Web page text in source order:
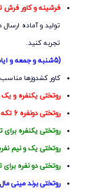
فرشینه و کاور فرش تا 4 هفته
تولید و آماده
تجربه کنید.
(5شنبه و جمعه و ایام تعطیل جز روزکاری محاسبه نمیشود)
کاور کشدوزها
روتختی یکنفره و یک و
روتختی دونفره 6 تکه هستند
روتختی یکنفره
روتختی یک و نیم
روتختی دو نفره
روتختی‌ برند مینی مال